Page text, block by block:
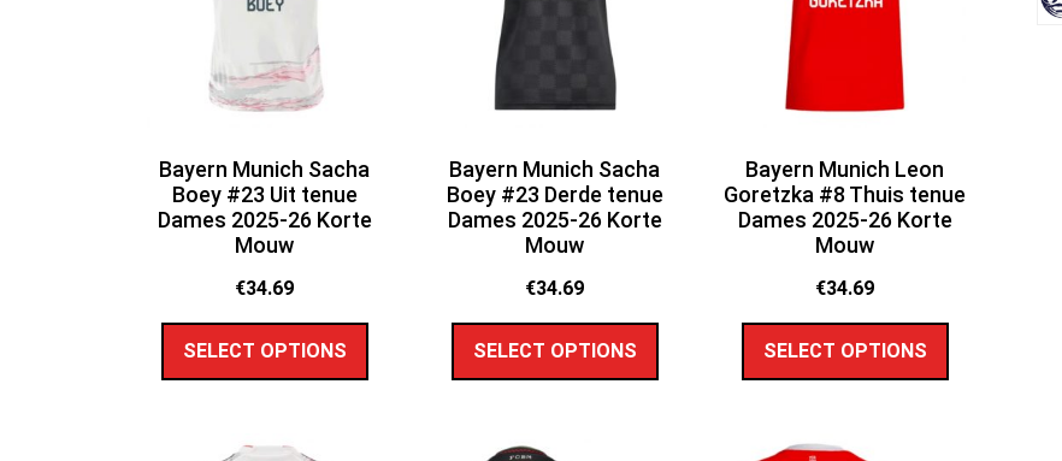
Bayern Munich Sacha
Boey #23 Uit tenue
Dames 2025-26 Korte
Mouw
€34.69
SELECT OPTIONS
Bayern Munich Sacha
Boey #23 Derde tenue
Dames 2025-26 Korte
Mouw
€34.69
SELECT OPTIONS
Bayern Munich Leon
Goretzka #8 Thuis tenue
Dames 2025-26 Korte
Mouw
€34.69
SELECT OPTIONS